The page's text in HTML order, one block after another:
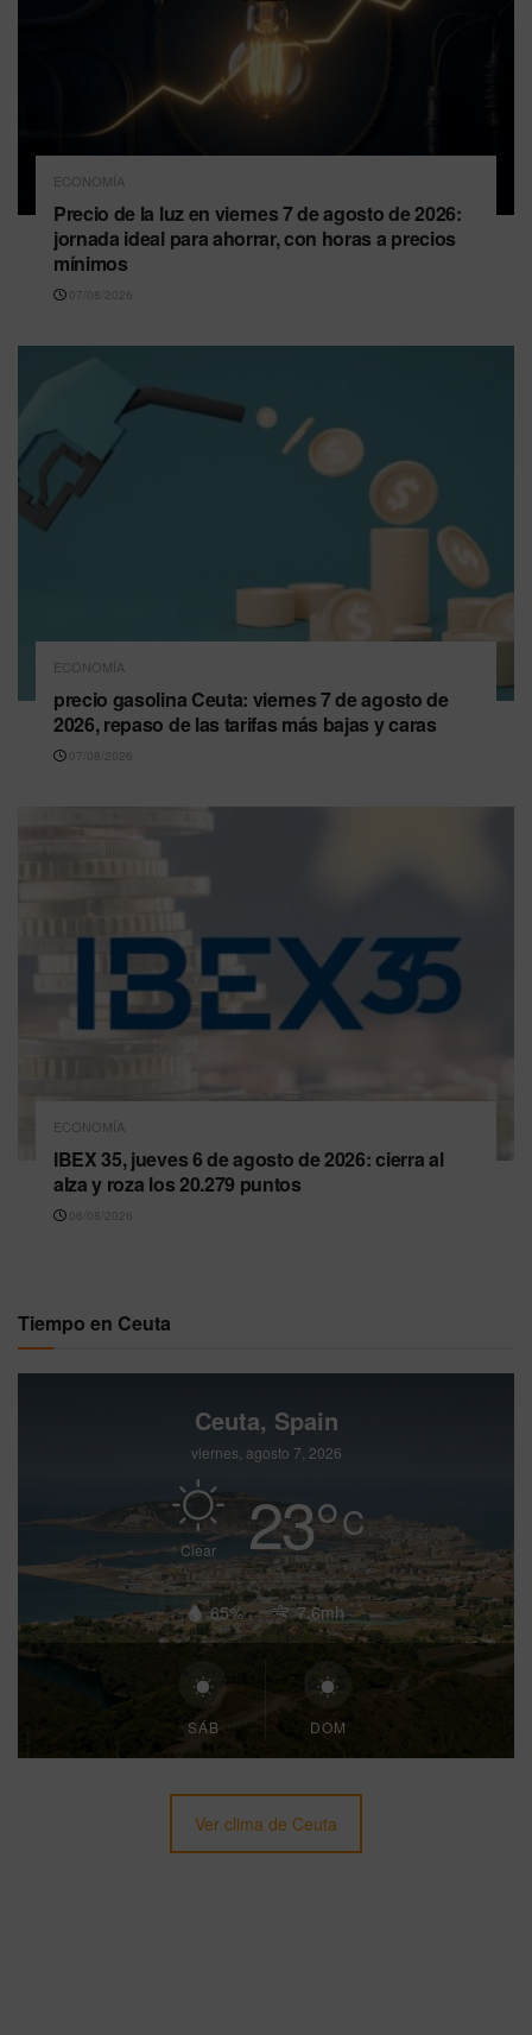
ECONOMÍA
Precio de la luz en viernes 7 de agosto de 2026:
jornada ideal para ahorrar, con horas a precios
mínimos
07/08/2026
ECONOMÍA
precio gasolina Ceuta: viernes 7 de agosto de
2026, repaso de las tarifas más bajas y caras
07/08/2026
ECONOMÍA
IBEX 35, jueves 6 de agosto de 2026: cierra al
alza y roza los 20.279 puntos
06/08/2026
Tiempo en Ceuta
Ceuta, Spain
viernes, agosto 7, 2026
Clear 23°C
65% 7.6mh
SÁB DOM
Ver clima de Ceuta